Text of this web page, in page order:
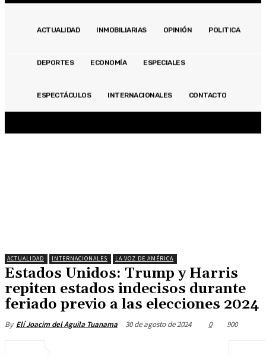
POLITICA
DEPORTES
ECONOMÍA
ACTUALIDAD INMOBILIARIAS OPINIÓN POLITICA
DEPORTES ECONOMÍA ESPECIALES
ESPECTÁCULOS INTERNACIONALES CONTACTO
ACTUALIDAD INTERNACIONALES LA VOZ DE AMÉRICA
Estados Unidos: Trump y Harris
repiten estados indecisos durante
feriado previo a las elecciones 2024
By Elí Joacim del Aguila Tuanama 30 de agosto de 2024 0 900